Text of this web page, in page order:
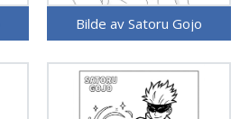
Bilde av Satoru Gojo